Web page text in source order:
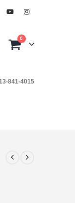
0
841-4015